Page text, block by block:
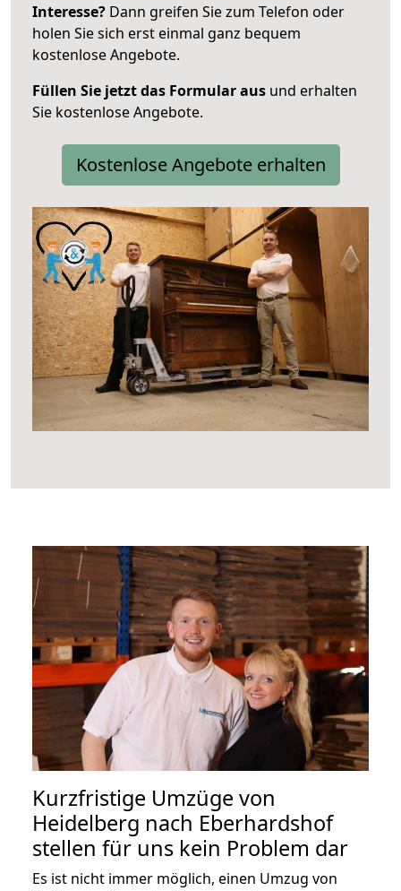
Interesse? Dann greifen Sie zum Telefon oder
holen Sie sich erst einmal ganz bequem
kostenlose Angebote.
Füllen Sie jetzt das Formular aus und erhalten
Sie kostenlose Angebote.
Kostenlose Angebote erhalten
Kurzfristige Umzüge von
Heidelberg nach Eberhardshof
stellen für uns kein Problem dar
Es ist nicht immer möglich, einen Umzug von